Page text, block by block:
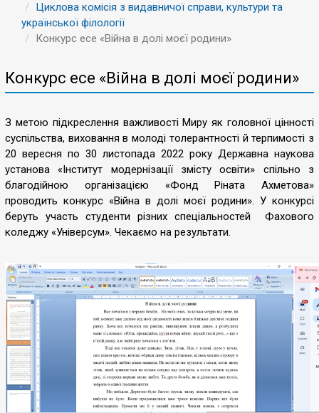
Циклова комісія з видавничої справи, культури та
української філології
Конкурс есе «Війна в долі моєї родини»
Конкурс есе «Війна в долі моєї родини»
З метою підкреслення важливості Миру як головної цінності
суспільства, виховання в молоді толерантності й терпимості з
20 вересня по 30 листопада 2022 року Державна наукова
установа «Інститут модернізації змісту освіти» спільно з
благодійною організацією «Фонд Ріната Ахметова»
проводить конкурс «Війна в долі моєї родини». У конкурсі
беруть участь студенти різних спеціальностей Фахового
коледжу «Універсум». Чекаємо на результати.